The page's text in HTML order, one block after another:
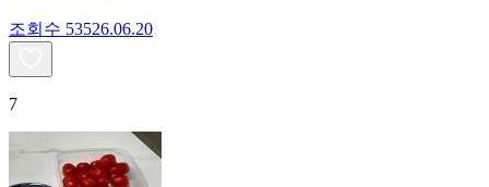
조회수 53526.06.20
7